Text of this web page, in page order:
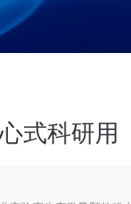
式科研用